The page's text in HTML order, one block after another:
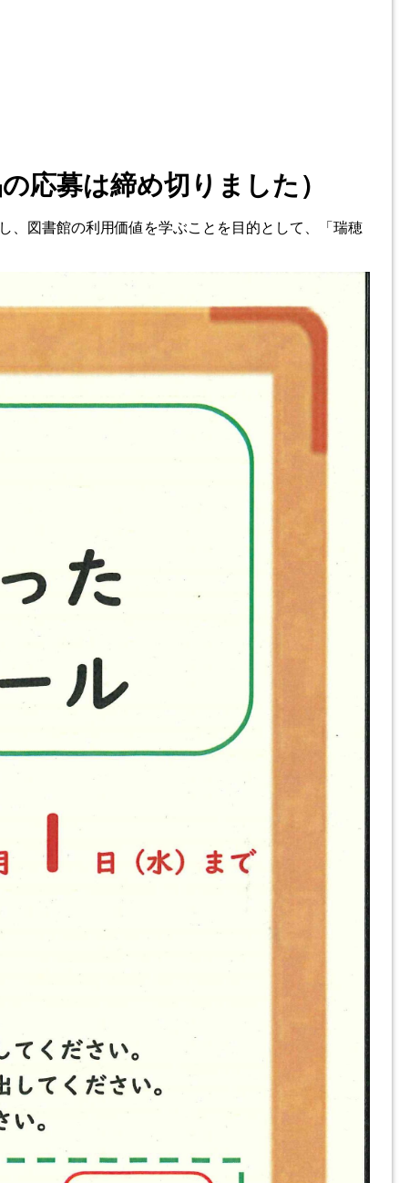
応募は締め切りました）
、図書館の利用価値を学ぶことを目的として、「瑞穂